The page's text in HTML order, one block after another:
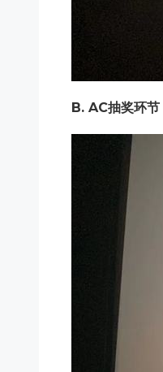
B. AC抽奖环节